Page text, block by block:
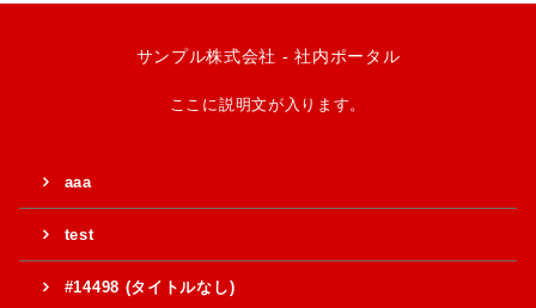
サンプル株式会社 - 社内ポータル
ここに説明文が入ります。
aaa
test
#14498 (タイトルなし)